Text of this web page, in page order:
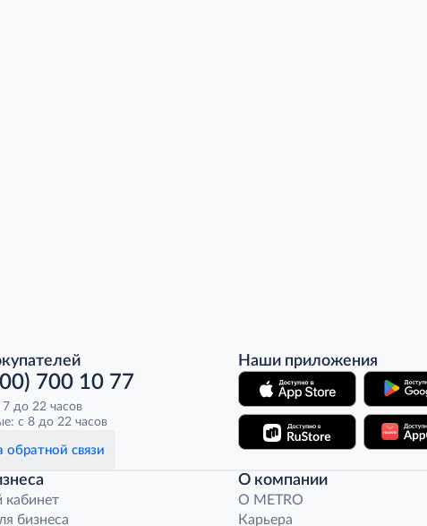
700 10 77
7 до 22 часов
с 8 до 22 часов
связи
Наши приложения
бизнеса
О компании
O METRO
Карьера